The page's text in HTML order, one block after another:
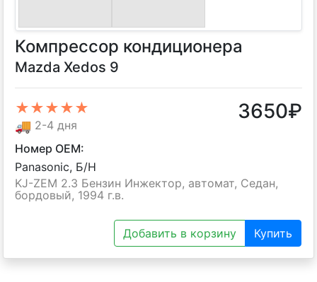
Компрессор кондиционера
Mazda Xedos 9
★★★★★
🚚 2-4 дня
3650₽
Номер OEM:
Panasonic, Б/H
KJ-ZEM 2.3 Бензин Инжектор, автомат, Седан,
бордовый, 1994 г.в.
Добавить в корзину Купить